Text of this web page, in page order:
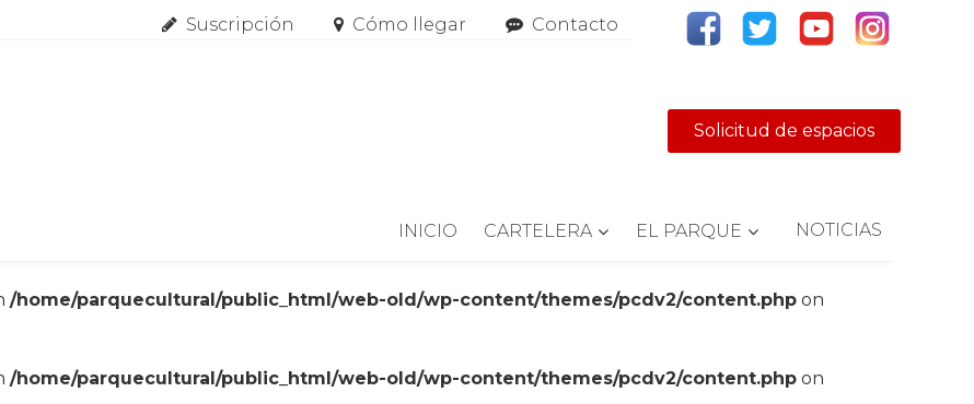
Suscripción Cómo llegar Contacto
Solicitud de espacios
INICIO CARTELERA EL PARQUE NOTICIAS
/home/parquecultural/public_html/web-old/wp-content/themes/pcdv2/content.php on
/home/parquecultural/public_html/web-old/wp-content/themes/pcdv2/content.php on